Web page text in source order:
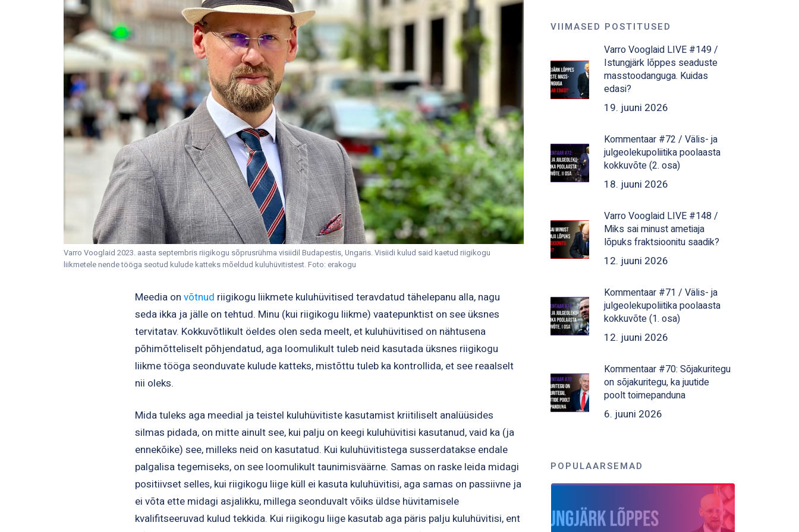
Varro Vooglaid 2023. aasta septembris riigikogu sõprusrühma visiidil Budapestis, Ungaris. Visiidi kulud said kaetud riigikogu
liikmetele nende tööga seotud kulude katteks mõeldud kuluhüvitistest. Foto: erakogu
Meedia onvõtnud riigikogu liikmete kuluhüvitised teravdatud tähelepanu alla, nagu
seda ikka ja jälle on tehtud. Minu (kui riigikogu liikme) vaatepunktist on see üksnes
tervitatav. Kokkuvõtlikult öeldes olen seda meelt, et kuluhüvitised on nähtusena
põhimõtteliselt põhjendatud, aga loomulikult tuleb neid kasutada üksnes riigikogu
liikme tööga seonduvate kulude katteks, mistõttu tuleb ka kontrollida, et see reaalselt
nii oleks.
Mida tuleks aga meedial ja teistel kuluhüvitiste kasutamist kriitiliselt analüüsides
silmas pidada, on mitte ainult see, kui palju on keegi kuluhüvitisi kasutanud, vaid ka (ja
ennekõike) see, milleks neid on kasutatud. Kui kuluhüvitistega susserdatakse endale
palgalisa tegemiseks, on see loomulikult taunimisväärne. Samas on raske leida midagi
positiivset selles, kui riigikogu liige küll ei kasuta kuluhüvitisi, aga samas on passiivne ja
ei võta ette midagi asjalikku, millega seonduvalt võiks üldse hüvitamisele
kvalifitseeruvad kulud tekkida. Kui riigikogu liige kasutab aga päris palju kuluhüvitisi, ent
VIIMASED POSTITUSED
Varro Vooglaid LIVE #149 /
Istungjärk lõppes seaduste
masstoodanguga. Kuidas
edasi?
19. juuni 2026
Kommentaar #72 / Välis- ja
julgeolekupoliitika poolaasta
kokkuvõte (2. osa)
18. juuni 2026
Varro Vooglaid LIVE #148 /
Miks sai minust ametiaja
lõpuks fraktsioonitu saadik?
12. juuni 2026
Kommentaar #71 / Välis- ja
julgeolekupoliitika poolaasta
kokkuvõte (1. osa)
12. juuni 2026
Kommentaar #70: Sõjakuritegu
on sõjakuritegu, ka juutide
poolt toimepanduna
6. juuni 2026
POPULAARSEMAD